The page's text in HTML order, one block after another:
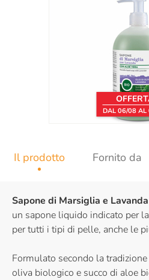
DAL 06/08 AL
Il prodotto Fornito da
Sapone di Marsiglia e Lavanda
un sapone liquido indicato per
per tutti i tipi di pelle, anche le
Formulato secondo la
oliva biologico e succo di aloe